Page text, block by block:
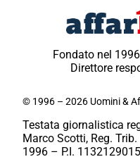
Fondato nel
Direttore
© 1996 – 2026 Uomini &
Testata giornalistica
Marco Scotti, Reg.
1996 – P.I.